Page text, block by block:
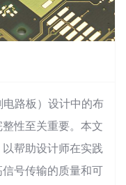
电路板）设计中的布
性至关重要。本文
帮助设计师在实践
号传输的质量和可